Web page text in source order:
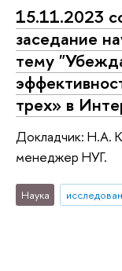
15.11.2023
заседание
тему
трех» в
Докладчик: Н.А.
менеджер НУГ.
Наука